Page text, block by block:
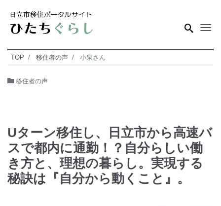
TOP 移住者の声 小泉さん
移住者の声
Uターン移住し、日立市から高速バ
スで都内に通勤！？自分らしい働
き方と、理想の暮らし。実現する
秘訣は『自分から動くこと』。